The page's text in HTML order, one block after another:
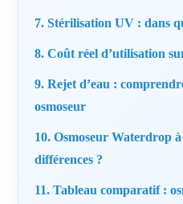
7. Stérilisation UV : dans
8. Coût réel d’utilisation
9. Rejet d’eau :
osmoseur
10. Osmoseur Waterdrop
différences ?
11. Tableau comparatif :